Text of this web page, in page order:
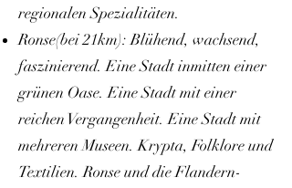
regionalen Spezialitäten.
Ronse(bei 21km): Blühend, wachsend,
faszinierend. Eine Stadt inmitten einer
grünen Oase. Eine Stadt mit einer
reichen Vergangenheit. Eine Stadt mit
mehreren Museen. Krypta, Folklore und
Textilien. Ronse und die Flandern-